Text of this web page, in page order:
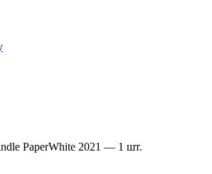
PaperWhite 2021 — 1 шт.